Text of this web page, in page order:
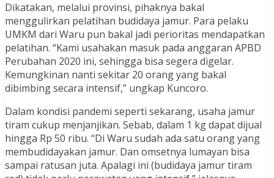
Dikatakan, melalui provinsi, pihaknya bakal
menggulirkan pelatihan budidaya jamur. Para pelaku
UMKM dari Waru pun bakal jadi perioritas mendapatkan
pelatihan. “Kami usahakan masuk pada anggaran APBD
Perubahan 2020 ini, sehingga bisa segera digelar.
Kemungkinan nanti sekitar 20 orang yang bakal
dibimbing secara intensif,” ungkap Kuncoro.
Dalam kondisi pandemi seperti sekarang, usaha jamur
tiram cukup menjanjikan. Sebab, dalam 1 kg dapat dijual
hingga Rp 50 ribu. “Di Waru sudah ada satu orang yang
membudidayakan jamur. Dan omsetnya lumayan bisa
sampai ratusan juta. Apalagi ini (budidaya jamur tiram